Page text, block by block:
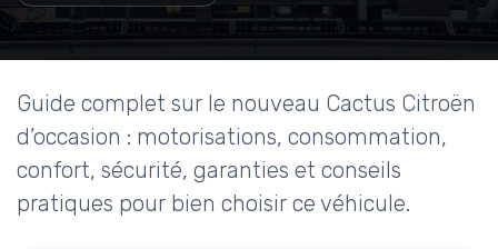
Guide complet sur le nouveau Cactus Citroën
d’occasion : motorisations, consommation,
confort, sécurité, garanties et conseils
pratiques pour bien choisir ce véhicule.